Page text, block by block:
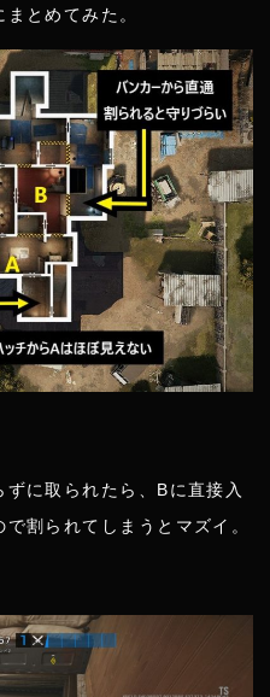
とめてみた。
に取られたら、Bに直接入
割られてしまうとマズイ。